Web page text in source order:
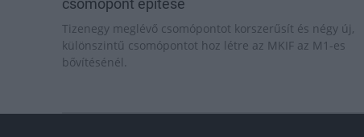
Tizenegy meglévő csomópontot korszerűsít és négy új,
különszintű csomópontot hoz létre az MKIF az M1-es
bővítésénél.